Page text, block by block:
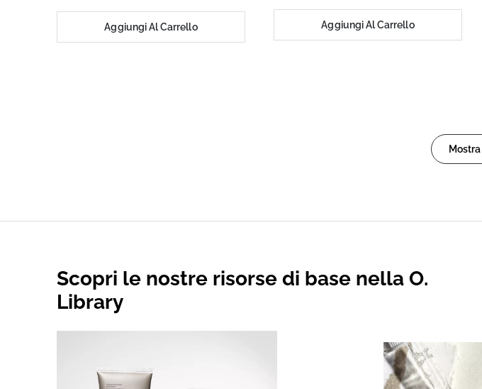
Aggiungi Al Carrello Aggiungi Al Carrello
Scopri le nostre risorse di base nella O.
Library